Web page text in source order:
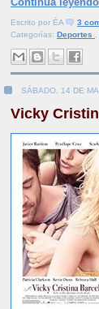
Escrito por ÉA
3
Categorías: Deportes
SÁBADO, 14 DE
Vicky